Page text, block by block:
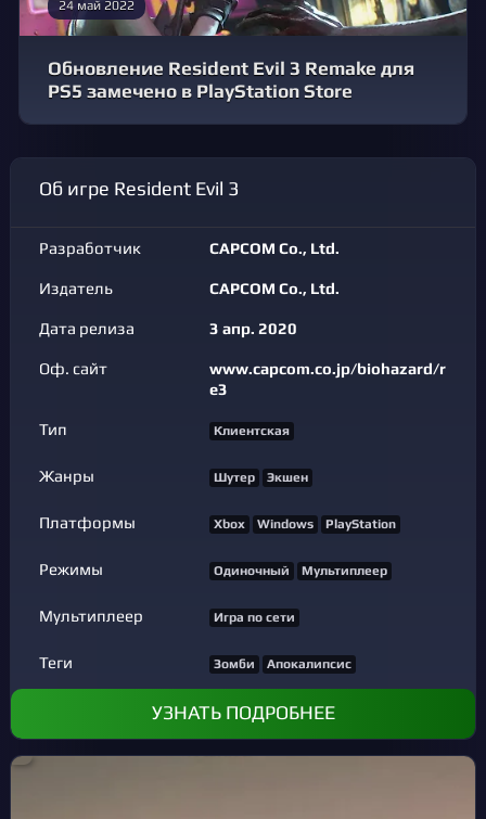
24 май 2022
Обновление Resident Evil 3 Remake для
PS5 замечено в PlayStation Store
Об игре Resident Evil 3
Разработчик CAPCOM Co., Ltd.
Издатель CAPCOM Co., Ltd.
Дата релиза 3 апр. 2020
Оф. сайт
www.capcom.co.jp/biohazard/r
e3
Тип Клиентская
Жанры Шутер Экшен
Платформы Xbox Windows PlayStation
Режимы Одиночный Мультиплеер
Мультиплеер Игра по сети
Теги Зомби Апокалипсис
УЗНАТЬ ПОДРОБНЕЕ